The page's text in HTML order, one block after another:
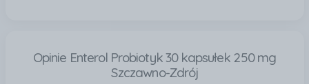
Opinie Enterol Probiotyk 30 kapsułek 250 mg
Szczawno-Zdrój